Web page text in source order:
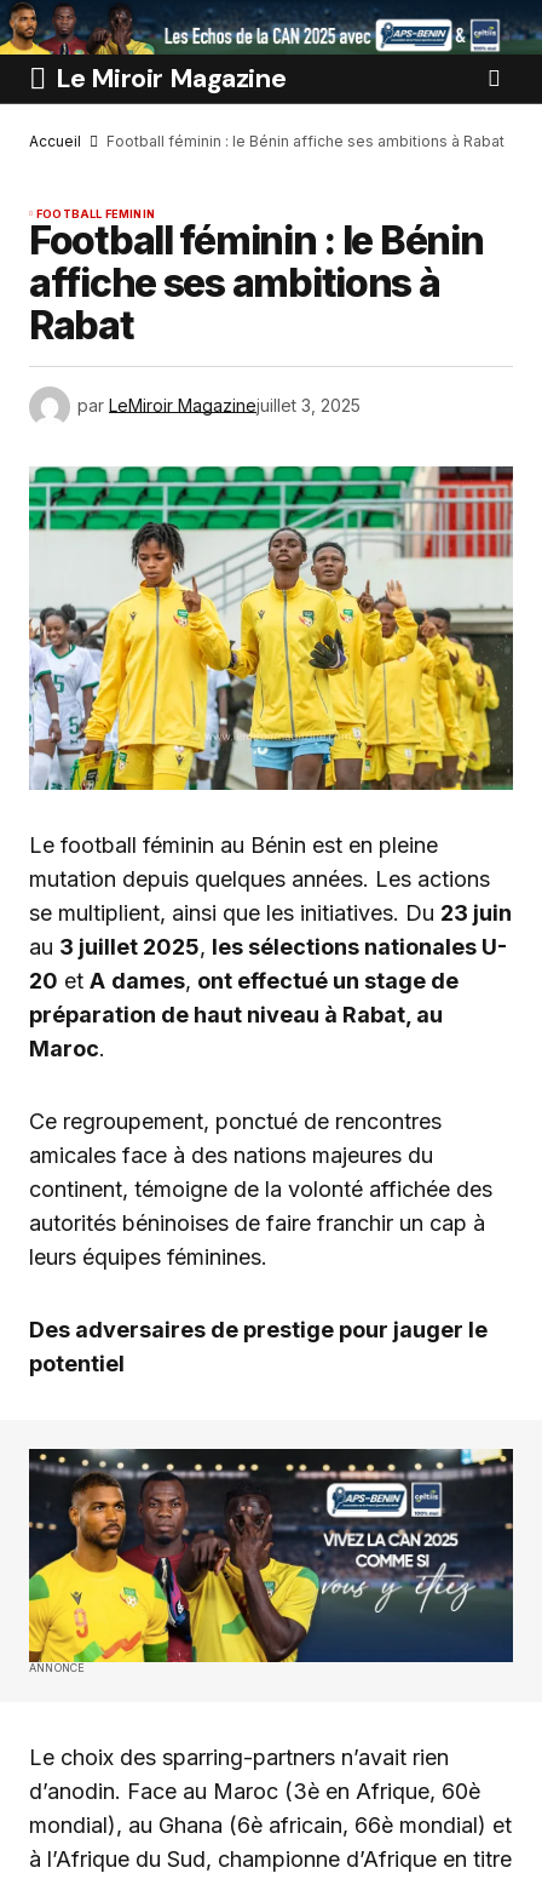
Le Miroir Magazine
Accueil Football féminin : le Bénin affiche ses ambitions à Rabat
FOOTBALL FEMININ
Football féminin : le Bénin
affiche ses ambitions à
Rabat
par LeMiroir Magazinejuillet 3, 2025
Le football féminin au Bénin est en pleine
mutation depuis quelques années. Les actions
se multiplient, ainsi que les initiatives. Du 23 juin
au 3 juillet 2025, les sélections nationales U-
20 et A dames, ont effectué un stage de
préparation de haut niveau à Rabat, au
Maroc.
Ce regroupement, ponctué de rencontres
amicales face à des nations majeures du
continent, témoigne de la volonté affichée des
autorités béninoises de faire franchir un cap à
leurs équipes féminines.
Des adversaires de prestige pour jauger le
potentiel
ANNONCE
Le choix des sparring-partners n’avait rien
d’anodin. Face au Maroc (3è en Afrique, 60è
mondial), au Ghana (6è africain, 66è mondial) et
à l’Afrique du Sud, championne d’Afrique en titre